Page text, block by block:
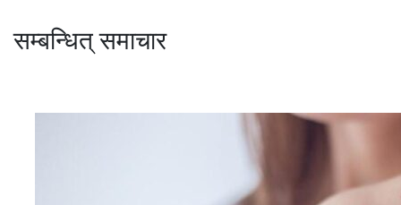
सम्बन्धित् समाचार